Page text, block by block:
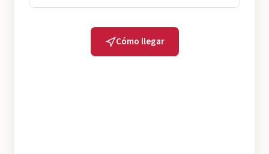
Cómo llegar